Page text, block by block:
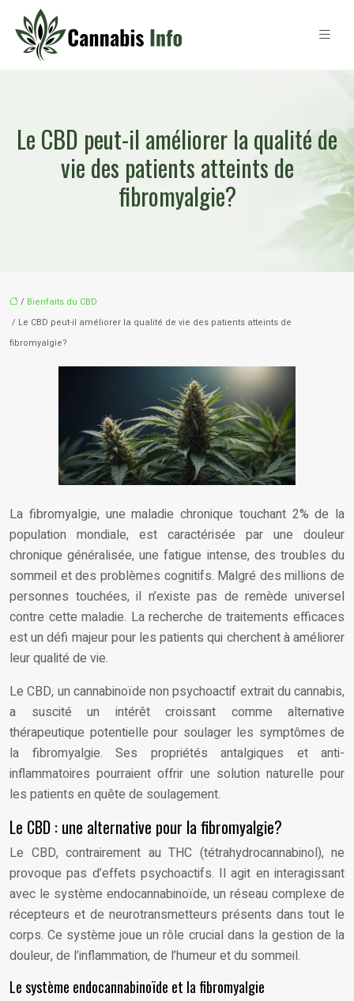
Le CBD peut-il améliorer la qualité de
vie des patients atteints de
fibromyalgie?
/ Bienfaits du CBD
/ Le CBD peut-il améliorer la qualité de vie des patients atteints de
fibromyalgie?
La fibromyalgie, une maladie chronique touchant 2% de la
population mondiale, est caractérisée par une douleur
chronique généralisée, une fatigue intense, des troubles du
sommeil et des problèmes cognitifs. Malgré des millions de
personnes touchées, il n’existe pas de remède universel
contre cette maladie. La recherche de traitements efficaces
est un défi majeur pour les patients qui cherchent à améliorer
leur qualité de vie.
Le CBD, un cannabinoïde non psychoactif extrait du cannabis,
a suscité un intérêt croissant comme alternative
thérapeutique potentielle pour soulager les symptômes de
la fibromyalgie. Ses propriétés antalgiques et anti-
inflammatoires pourraient offrir une solution naturelle pour
les patients en quête de soulagement.
Le CBD : une alternative pour la fibromyalgie?
Le CBD, contrairement au THC (tétrahydrocannabinol), ne
provoque pas d’effets psychoactifs. Il agit en interagissant
avec le système endocannabinoïde, un réseau complexe de
récepteurs et de neurotransmetteurs présents dans tout le
corps. Ce système joue un rôle crucial dans la gestion de la
douleur, de l’inflammation, de l’humeur et du sommeil.
Le système endocannabinoïde et la fibromyalgie